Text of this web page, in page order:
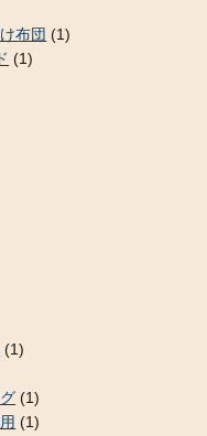
布団 (1)
(1)
(1)
(1)
(1)